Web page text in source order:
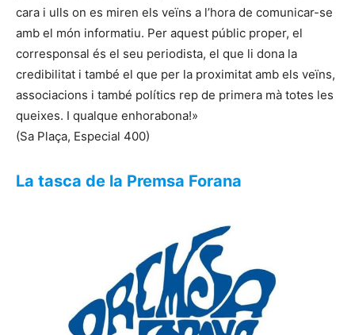
cara i ulls on es miren els veïns a l’hora de comunicar-se
amb el món informatiu. Per aquest públic proper, el
corresponsal és el seu periodista, el que li dona la
credibilitat i també el que per la proximitat amb els veïns,
associacions i també polítics rep de primera mà totes les
queixes. I qualque enhorabona!»
(Sa Plaça, Especial 400)
La tasca de la Premsa Forana